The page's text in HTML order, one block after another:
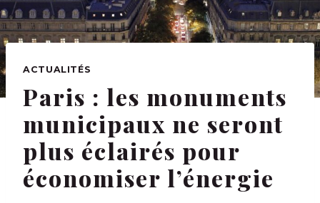
ACTUALITÉS
Paris : les monuments
municipaux ne seront
plus éclairés pour
économiser l’énergie